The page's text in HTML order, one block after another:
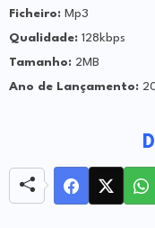
Ficheiro: Mp3
Qualidade: 128kbps
Tamanho: 2MB
Ano de Lançamento: